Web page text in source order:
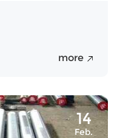
more
14
Feb.